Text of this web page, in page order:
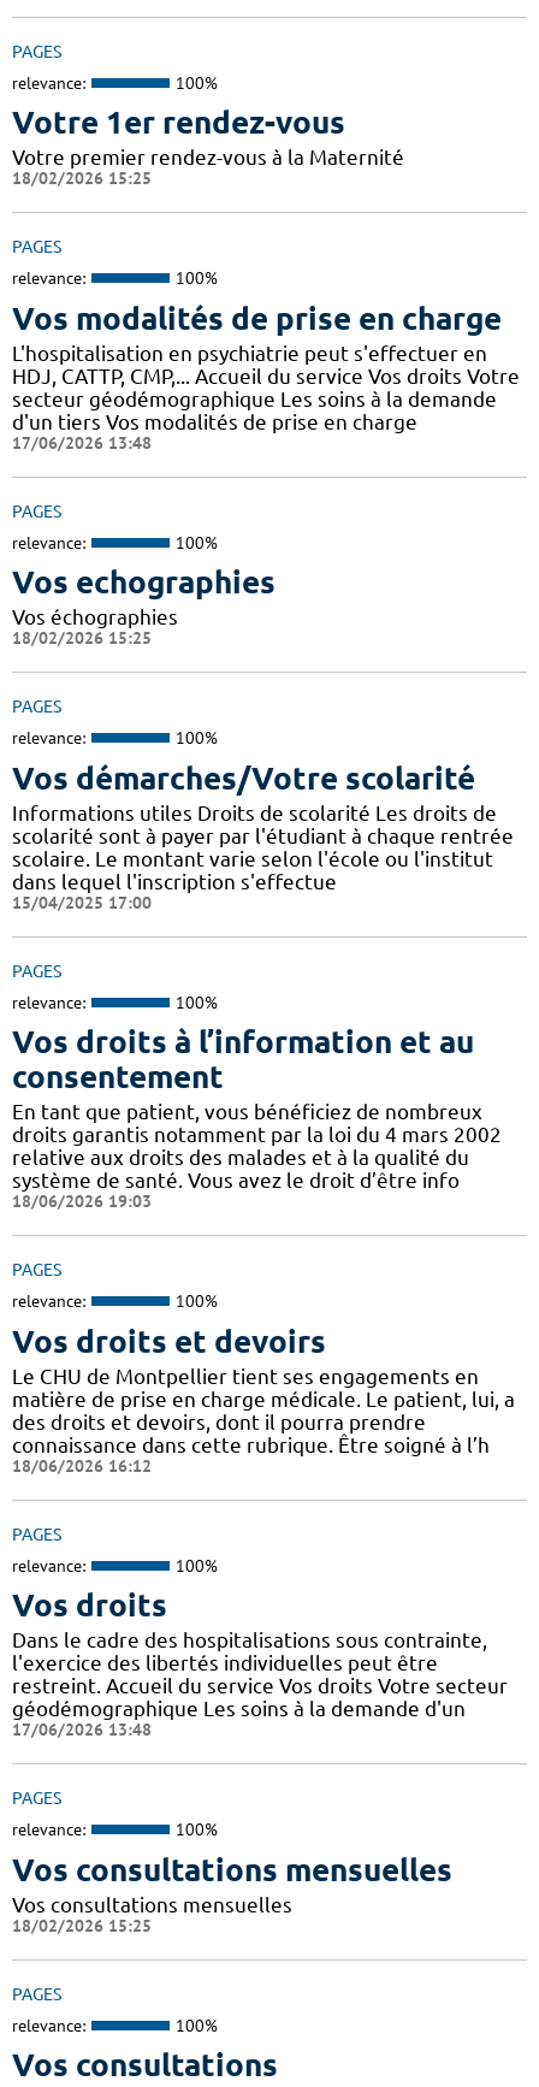
PAGES
relevance: 100%
Votre 1er rendez-vous
Votre premier rendez-vous à la Maternité
18/02/2026 15:25
PAGES
relevance: 100%
Vos modalités de prise en charge
L'hospitalisation en psychiatrie peut s'effectuer en
HDJ, CATTP, CMP,... Accueil du service Vos droits Votre
secteur géodémographique Les soins à la demande
d'un tiers Vos modalités de prise en charge
17/06/2026 13:48
PAGES
relevance: 100%
Vos echographies
Vos échographies
18/02/2026 15:25
PAGES
relevance: 100%
Vos démarches/Votre scolarité
Informations utiles Droits de scolarité Les droits de
scolarité sont à payer par l'étudiant à chaque rentrée
scolaire. Le montant varie selon l'école ou l'institut
dans lequel l'inscription s'effectue
15/04/2025 17:00
PAGES
relevance: 100%
Vos droits à l’information et au
consentement
En tant que patient, vous bénéficiez de nombreux
droits garantis notamment par la loi du 4 mars 2002
relative aux droits des malades et à la qualité du
système de santé. Vous avez le droit d’être info
18/06/2026 19:03
PAGES
relevance: 100%
Vos droits et devoirs
Le CHU de Montpellier tient ses engagements en
matière de prise en charge médicale. Le patient, lui, a
des droits et devoirs, dont il pourra prendre
connaissance dans cette rubrique. Être soigné à l’h
18/06/2026 16:12
PAGES
relevance: 100%
Vos droits
Dans le cadre des hospitalisations sous contrainte,
l'exercice des libertés individuelles peut être
restreint. Accueil du service Vos droits Votre secteur
géodémographique Les soins à la demande d'un
17/06/2026 13:48
PAGES
relevance: 100%
Vos consultations mensuelles
Vos consultations mensuelles
18/02/2026 15:25
PAGES
relevance: 100%
Vos consultations